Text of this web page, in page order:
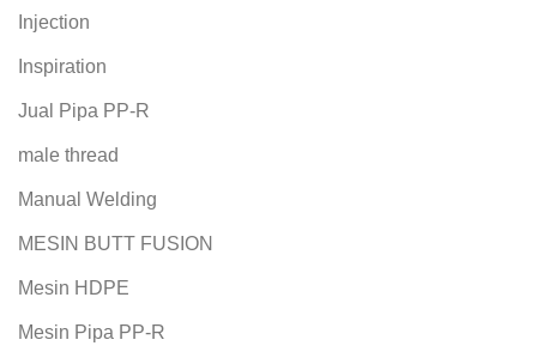
Injection
Inspiration
Jual Pipa PP-R
male thread
Manual Welding
MESIN BUTT FUSION
Mesin HDPE
Mesin Pipa PP-R